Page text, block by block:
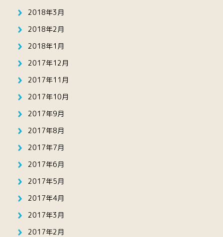
2018年3月
2018年2月
2018年1月
2017年12月
2017年11月
2017年10月
2017年9月
2017年8月
2017年7月
2017年6月
2017年5月
2017年4月
2017年3月
2017年2月